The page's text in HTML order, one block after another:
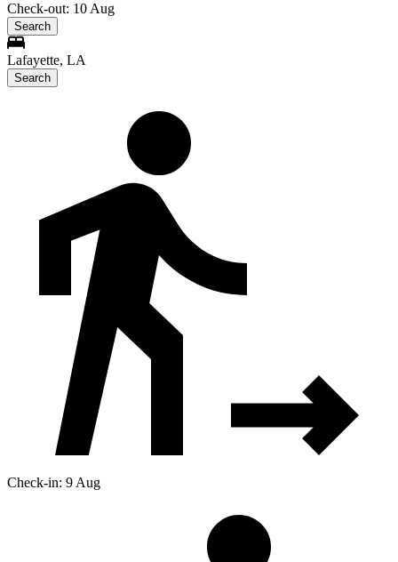
Check-out: 10 Aug
Search
Lafayette, LA
Search
Check-in: 9 Aug